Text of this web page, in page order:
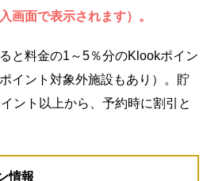
画面で表示されます）。
と料金の1～5％分のKlookポイン
イント対象外施設もあり）。貯
ント以上から、予約時に割引と
情報